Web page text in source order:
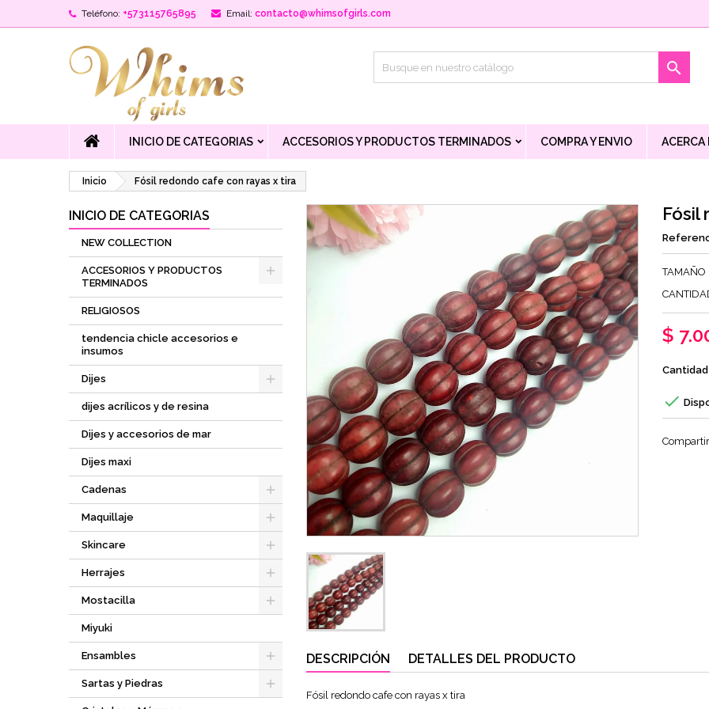
Teléfono: +573115765895 Email: contacto@whimsofgirls.com

INICIO DE CATEGORIAS ACCESORIOS Y PRODUCTOS TERMINADOS COMPRA Y ENVIO ACERCA
Inicio Fósil redondo cafe con rayas x tira
INICIO DE CATEGORIAS
NEW COLLECTION
ACCESORIOS Y PRODUCTOS
TERMINADOS
RELIGIOSOS
tendencia chicle accesorios e
insumos
Dijes
dijes acrílicos y de resina
Dijes y accesorios de mar
Dijes maxi
Cadenas
Maquillaje
Skincare
Herrajes
Mostacilla
Miyuki
Ensambles
Sartas y Piedras
Fósil
TAMAÑO
$
Cantidad

Compartir
DESCRIPCIÓN DETALLES DEL PRODUCTO
Fósil redondo cafe con rayas x tira